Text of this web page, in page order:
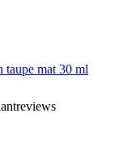
taupe mat 30 ml